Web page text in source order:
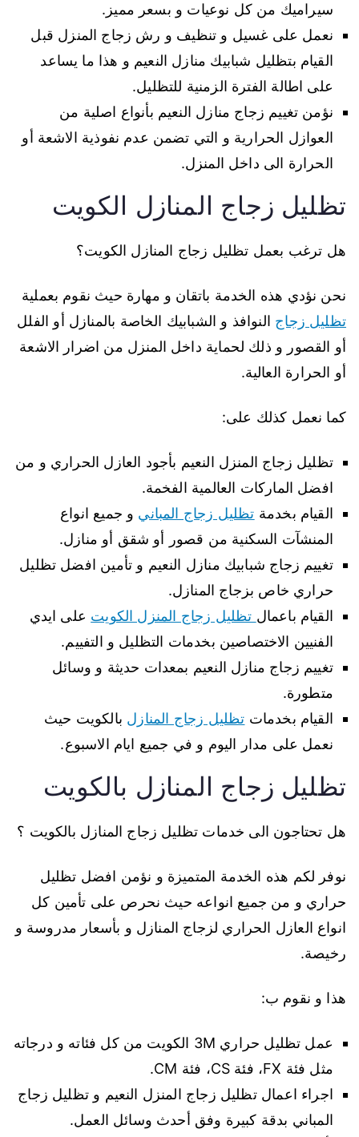
سيراميك من كل نوعيات و بسعر مميز.
نعمل على غسيل و تنظيف و رش زجاج المنزل قبل
القيام بتظليل شبابيك منازل النعيم و هذا ما يساعد
على اطالة الفترة الزمنية للتظليل.
نؤمن تغييم زجاج منازل النعيم بأنواع اصلية من
العوازل الحرارية و التي تضمن عدم نفوذية الاشعة أو
الحرارة الى داخل المنزل.
تظليل زجاج المنازل الكويت
هل ترغب بعمل تظليل زجاج المنازل الكويت؟
نحن نؤدي هذه الخدمة باتقان و مهارة حيث نقوم بعملية
تظليل زجاج النوافذ و الشبابيك الخاصة بالمنازل أو الفلل
أو القصور و ذلك لحماية داخل المنزل من اضرار الاشعة
أو الحرارة العالية.
كما نعمل كذلك على:
تظليل زجاج المنزل النعيم بأجود العازل الحراري و من
افضل الماركات العالمية الفخمة.
القيام بخدمة تظليل زجاج المباني و جميع انواع
المنشآت السكنية من قصور أو شقق أو منازل.
تغييم زجاج شبابيك منازل النعيم و تأمين افضل تظليل
حراري خاص بزجاج المنازل.
القيام باعمال تظليل زجاج المنزل الكويت على ايدي
الفنيين الاختصاصين بخدمات التظليل و التفييم.
تغييم زجاج منازل النعيم بمعدات حديثة و وسائل
متطورة.
القيام بخدمات تظليل زجاج المنازل بالكويت حيث
نعمل على مدار اليوم و في جميع ايام الاسبوع.
تظليل زجاج المنازل بالكويت
هل تحتاجون الى خدمات تظليل زجاج المنازل بالكويت ؟
نوفر لكم هذه الخدمة المتميزة و نؤمن افضل تظليل
حراري و من جميع انواعه حيث نحرص على تأمين كل
انواع العازل الحراري لزجاج المنازل و بأسعار مدروسة و
رخيصة.
هذا و نقوم ب:
عمل تظليل حراري 3M الكويت من كل فئاته و درجاته
مثل فئة FX، فئة CS، فئة CM.
اجراء اعمال تظليل زجاج المنزل النعيم و تظليل زجاج
المباني بدقة كبيرة وفق أحدث وسائل العمل.